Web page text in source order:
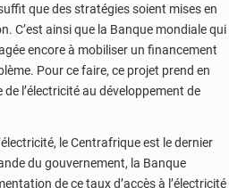
que des stratégies soient mises en
C’est ainsi que la Banque mondiale qui
encore à mobiliser un financement
Pour ce faire, ce projet prend en
l’électricité au développement de
le Centrafrique est le dernier
du gouvernement, la Banque
de ce taux d’accès à l’électricité